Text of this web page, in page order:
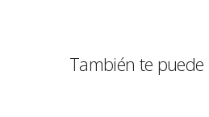
También te puede